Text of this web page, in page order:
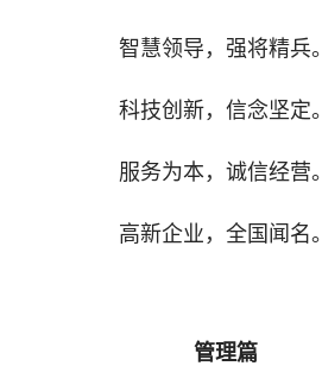
智慧领导，强将精兵。
科技创新，信念坚定。
服务为本，诚信经营。
高新企业，全国闻名。
管理篇